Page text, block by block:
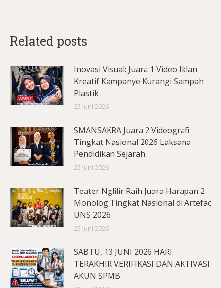
Related posts
Inovasi Visual: Juara 1 Video Iklan
Kreatif Kampanye Kurangi Sampah
Plastik
25 Juni 2026
SMANSAKRA Juara 2 Videografi
Tingkat Nasional 2026 Laksana
Pendidikan Sejarah
25 Juni 2026
Teater Nglilir Raih Juara Harapan 2
Monolog Tingkat Nasional di Artefac
UNS 2026
25 Juni 2026
SABTU, 13 JUNI 2026 HARI
TERAKHIR VERIFIKASI DAN AKTIVASI
AKUN SPMB